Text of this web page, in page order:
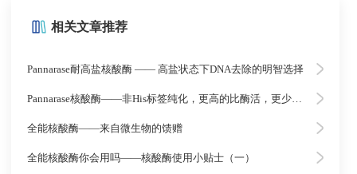
相关文章推荐
Pannarase耐高盐核酸酶 —— 高盐状态下DNA去除的明智选择
Pannarase核酸酶——非His标签纯化，更高的比酶活，更少的杂质
全能核酸酶——来自微生物的馈赠
全能核酸酶你会用吗——核酸酶使用小贴士（一）